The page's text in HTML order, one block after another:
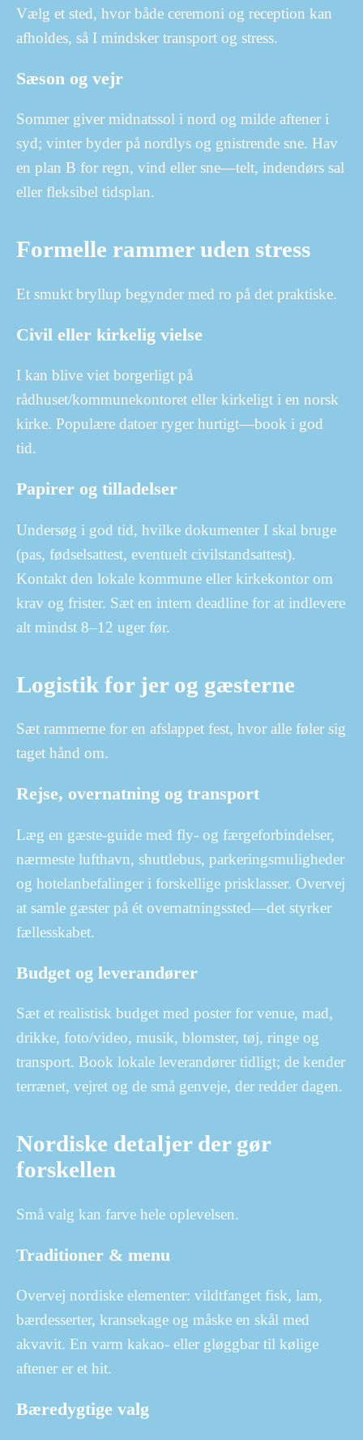
Vælg et sted, hvor både ceremoni og reception kan
afholdes, så I mindsker transport og stress.
Sæson og vejr
Sommer giver midnatssol i nord og milde aftener i
syd; vinter byder på nordlys og gnistrende sne. Hav
en plan B for regn, vind eller sne—telt, indendørs sal
eller fleksibel tidsplan.
Formelle rammer uden stress
Et smukt bryllup begynder med ro på det praktiske.
Civil eller kirkelig vielse
I kan blive viet borgerligt på
rådhuset/kommunekontoret eller kirkeligt i en norsk
kirke. Populære datoer ryger hurtigt—book i god
tid.
Papirer og tilladelser
Undersøg i god tid, hvilke dokumenter I skal bruge
(pas, fødselsattest, eventuelt civilstands­attest).
Kontakt den lokale kommune eller kirkekontor om
krav og frister. Sæt en intern deadline for at indlevere
alt mindst 8–12 uger før.
Logistik for jer og gæsterne
Sæt rammerne for en afslappet fest, hvor alle føler sig
taget hånd om.
Rejse, overnatning og transport
Læg en gæste-guide med fly- og færgeforbindelser,
nærmeste lufthavn, shuttlebus, parkeringsmuligheder
og hotelanbefalinger i forskellige prisklasser. Overvej
at samle gæster på ét overnatningssted—det styrker
fællesskabet.
Budget og leverandører
Sæt et realistisk budget med poster for venue, mad,
drikke, foto/video, musik, blomster, tøj, ringe og
transport. Book lokale leverandører tidligt; de kender
terrænet, vejret og de små genveje, der redder dagen.
Nordiske detaljer der gør
forskellen
Små valg kan farve hele oplevelsen.
Traditioner & menu
Overvej nordiske elementer: vildtfanget fisk, lam,
bærdesserter, kransekage og måske en skål med
akvavit. En varm kakao- eller gløggbar til kølige
aftener er et hit.
Bæredygtige valg